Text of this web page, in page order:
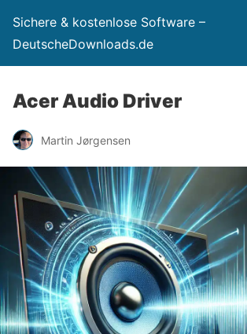
Sichere & kostenlose Software –
DeutscheDownloads.de
Acer Audio Driver
Martin Jørgensen